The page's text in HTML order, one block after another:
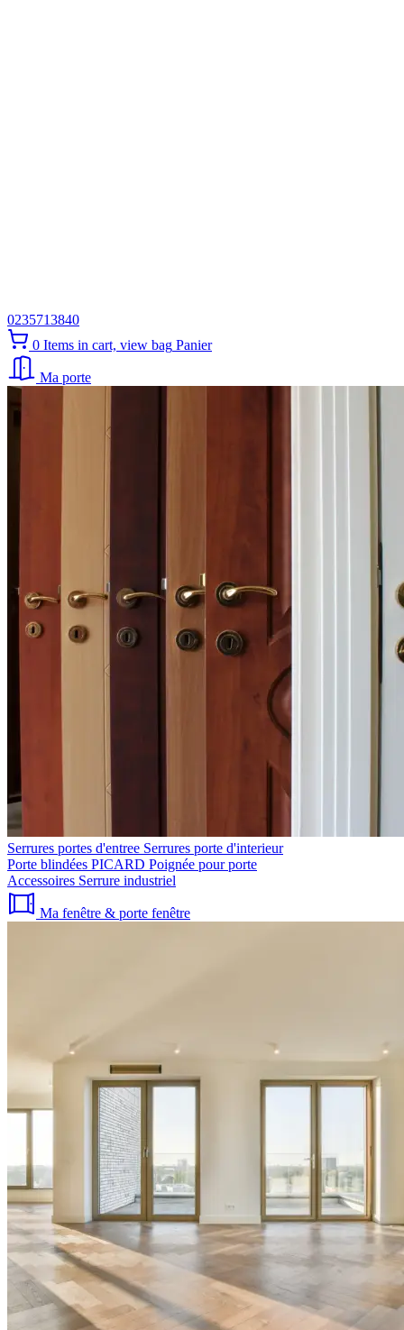
0235713840
0 Items in cart, view bag Panier
Ma porte
Serrures portes d'entree Serrures porte d'interieur
Porte blindées PICARD Poignée pour porte
Accessoires Serrure industriel
Ma fenêtre & porte fenêtre